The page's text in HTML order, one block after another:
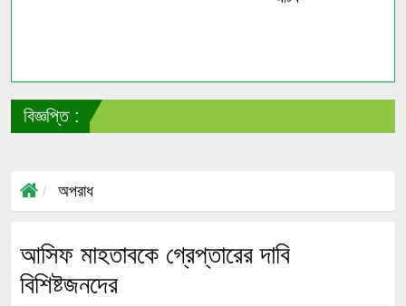
বিজ্ঞপ্তি :
অপরাধ
আসিফ মাহতাবকে গ্রেপ্তারের দাবি
বিশিষ্টজনদের